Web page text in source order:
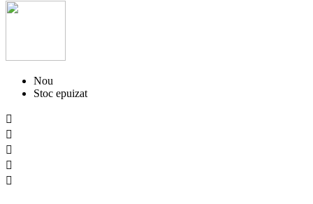
Nou
Stoc epuizat




